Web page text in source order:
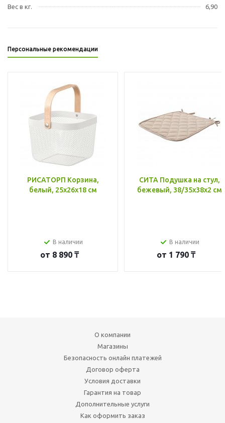
Вес в кг.
6,90
Персональные рекомендации
РИСАТОРП Корзина,
белый, 25x26x18 см
В наличии
от 8 890 ₸
СИТА Подушка на стул,
бежевый, 38/35x38x2 см
В наличии
от 1 790 ₸
О компании
Магазины
Безопасность онлайн платежей
Договор оферта
Условия доставки
Гарантия на товар
Дополнительные услуги
Как оформить заказ